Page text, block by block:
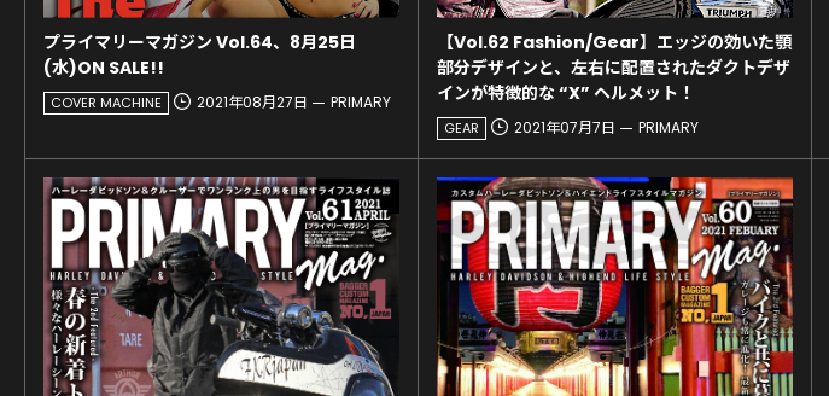
プライマリーマガジン Vol.64、8月25日
(水)ON SALE!!
COVER MACHINE 2021年08月27日 PRIMARY
【Vol.62 Fashion/Gear】エッジの効いた顎
部分デザインと、左右に配置されたダクトデザ
インが特徴的な “X” ヘルメット！
GEAR 2021年07月7日 PRIMARY